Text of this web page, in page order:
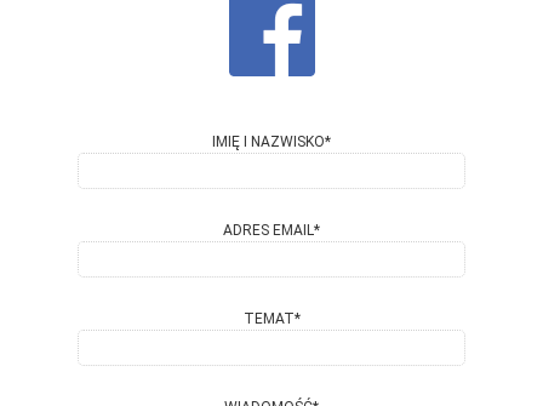
IMIĘ I NAZWISKO*
ADRES EMAIL*
TEMAT*